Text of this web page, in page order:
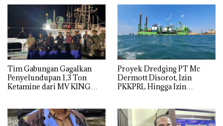
Tim Gabungan Gagalkan
Penyelundupan 1,3 Ton
Ketamine dari MV KING
Proyek Dredging PT Mc
Dermott Disorot, Izin
PKKPRL Hingga Izin